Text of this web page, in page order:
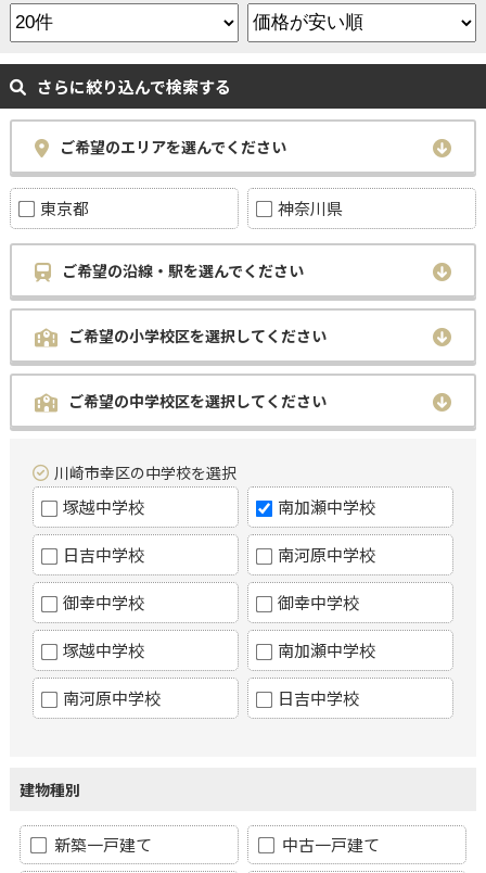
さらに絞り込んで検索する
ご希望のエリアを選んでください
東京都 神奈川県
ご希望の沿線・駅を選んでください
ご希望の小学校区を選択してください
ご希望の中学校区を選択してください
川崎市幸区の中学校を選択
塚越中学校 南加瀬中学校
日吉中学校 南河原中学校
御幸中学校 御幸中学校
塚越中学校 南加瀬中学校
南河原中学校 日吉中学校
建物種別
新築一戸建て
中古一戸建て